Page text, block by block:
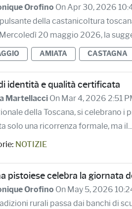
Orofino On Apr 30, 2026
della castanicoltura
20 maggio 2026, la
AMIATA CASTAGNA
identità e qualità certificata
Martellacci On Mar 4, 2026 2:51
della Toscana, si celebrano i
solo una ricorrenza formale, ma il...
NOTIZIE
pistoiese celebra la giornata
Orofino On May 5, 2026
rurali passa dai banchi di